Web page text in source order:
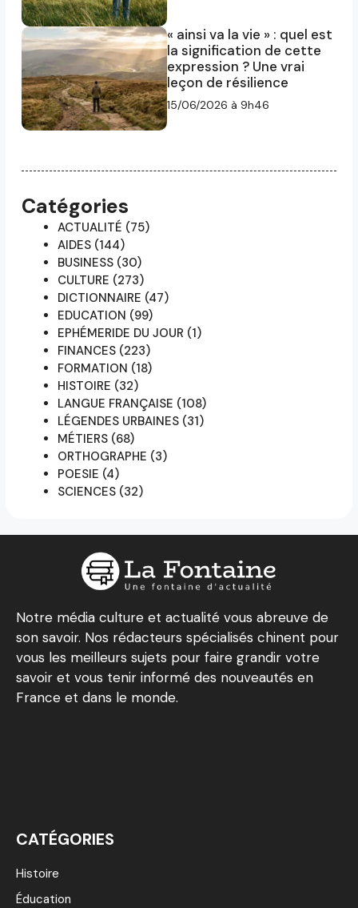
« ainsi va la vie » : quel est
la signification de cette
expression ? Une vrai
leçon de résilience
15/06/2026 à 9h46
Catégories
ACTUALITÉ (75)
AIDES (144)
BUSINESS (30)
CULTURE (273)
DICTIONNAIRE (47)
EDUCATION (99)
EPHÉMERIDE DU JOUR (1)
FINANCES (223)
FORMATION (18)
HISTOIRE (32)
LANGUE FRANÇAISE (108)
LÉGENDES URBAINES (31)
MÉTIERS (68)
ORTHOGRAPHE (3)
POESIE (4)
SCIENCES (32)
Notre média culture et actualité vous abreuve de
son savoir. Nos rédacteurs spécialisés chinent pour
vous les meilleurs sujets pour faire grandir votre
savoir et vous tenir informé des nouveautés en
France et dans le monde.
CATÉGORIES
Histoire
Éducation